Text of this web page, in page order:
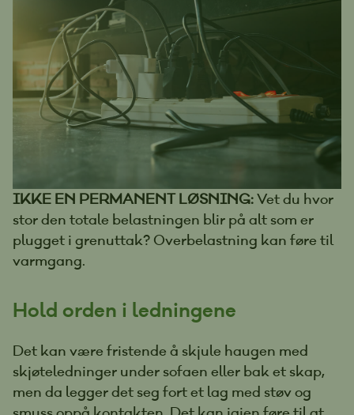
IKKE EN PERMANENT LØSNING:Vet du hvor
stor den totale belastningen blir på alt som er
plugget i grenuttak? Overbelastning kan føre til
varmgang.
Hold orden i ledningene
Det kan være fristende å skjule haugen med
skjøteledninger under sofaen eller bak et skap,
men da legger det seg fort et lag med støv og